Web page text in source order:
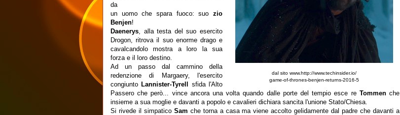
dal sito www.http://www.techinsider.io/
game-of-thrones-benjen-returns-2016-5
da
un uomo che spara fuoco: suo zio
Benjen!
Daenerys , alla testa del suo esercito
Drogon, ritrova il suo enorme drago e
cavalcandolo mostra a loro la sua
forza e il loro destino.
Ad un passo dal cammino della
redenzione di Margaery, l'esercito
congiuntoLannister-Tyrell sfida l'Alto
Passero che però... vince ancora una volta quando dalle porte del tempio esce re Tommenche
insieme a sua moglie e davanti a popolo e cavalieri dichiara sancita l'unione Stato/Chiesa.
Si rivede il simpatico Sam che torna a casa ma viene accolto gelidamente dal padre che davanti a